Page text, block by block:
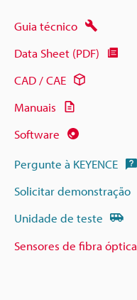
Guia técnico
Data Sheet (PDF)
CAD / CAE
Manuais
Software
Pergunte à KEYENCE
Solicitar demonstração
Unidade de teste
Sensores de fibra óptica